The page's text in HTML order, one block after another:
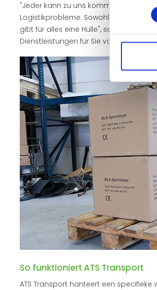
"Jeder kann zu uns kommen. Wir
Logistikprobleme. Sowohl national als
gibt für alles eine Hülle", sagt
Dienstleistungen für Sie von Vorteil
So funktioniert ATS Transport
ATS Transport hanteert een